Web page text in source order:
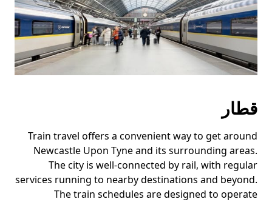
قطار
Train travel offers a convenient way to get around
Newcastle Upon Tyne and its surrounding areas.
The city is well-connected by rail, with regular
services running to nearby destinations and beyond.
The train schedules are designed to operate